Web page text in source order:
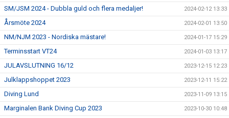
SM/JSM 2024 - Dubbla guld och flera medaljer! 2024-02-12 13:33
Årsmöte 2024 2024-02-01 13:50
NM/NJM 2023 - Nordiska mästare! 2024-01-17 15:29
Terminsstart VT24 2024-01-03 13:17
JULAVSLUTNING 16/12 2023-12-15 12:23
Julklappshoppet 2023 2023-12-11 15:22
Diving Lund 2023-11-09 13:15
Marginalen Bank Diving Cup 2023 2023-10-30 10:48